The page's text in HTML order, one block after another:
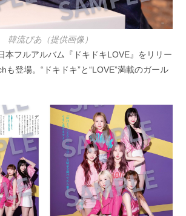
韓流ぴあ（提供画像）
本フルアルバム『ドキドキLOVE』をリリー
も登場。“ドキドキ”と“LOVE”満載のガール